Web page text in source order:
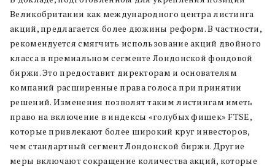
Великобритании как международного центра листинга
акций, предлагается более дюжины реформ. В частности,
рекомендуется смягчить использование акций двойного
класса в премиальном сегменте Лондонской фондовой
биржи. Это предоставит директорам и основателям
компаний расширенные права голоса при принятии
решений. Изменения позволят таким листингам иметь
право на включение в индексы «голубых фишек» FTSE,
которые привлекают более широкий круг инвесторов,
чем стандартный сегмент Лондонской биржи. Другие
меры включают сокращение количества акций, которые